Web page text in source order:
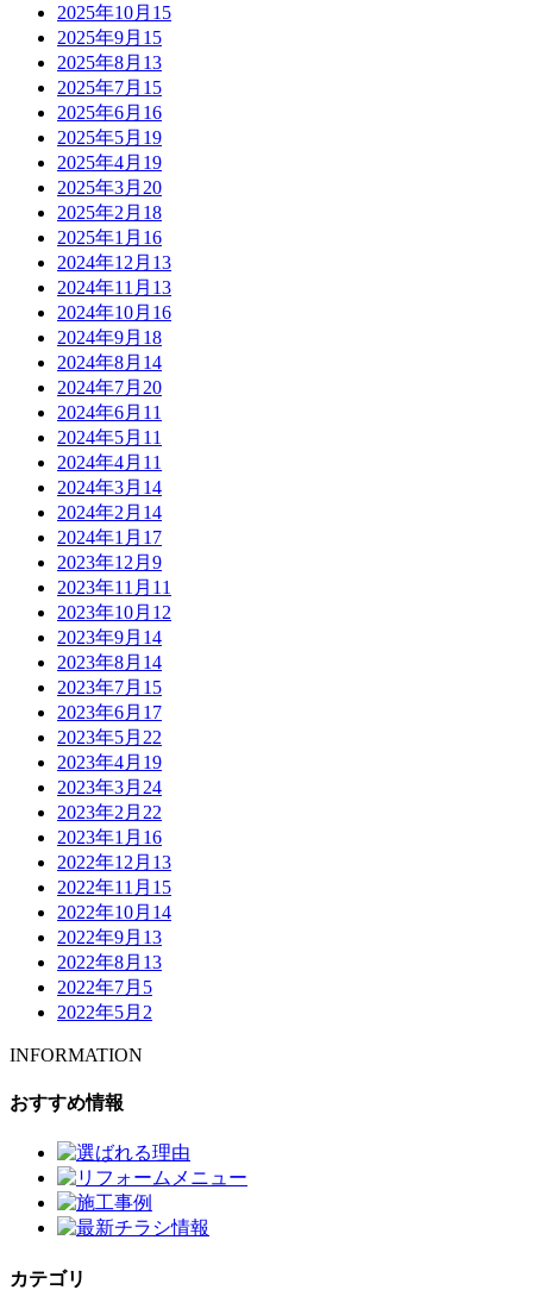
2025年10月 15
2025年9月 15
2025年8月 13
2025年7月 15
2025年6月 16
2025年5月 19
2025年4月 19
2025年3月 20
2025年2月 18
2025年1月 16
2024年12月 13
2024年11月 13
2024年10月 16
2024年9月 18
2024年8月 14
2024年7月 20
2024年6月 11
2024年5月 11
2024年4月 11
2024年3月 14
2024年2月 14
2024年1月 17
2023年12月 9
2023年11月 11
2023年10月 12
2023年9月 14
2023年8月 14
2023年7月 15
2023年6月 17
2023年5月 22
2023年4月 19
2023年3月 24
2023年2月 22
2023年1月 16
2022年12月 13
2022年11月 15
2022年10月 14
2022年9月 13
2022年8月 13
2022年7月 5
2022年5月 2
INFORMATION
おすすめ情報
カテゴリ